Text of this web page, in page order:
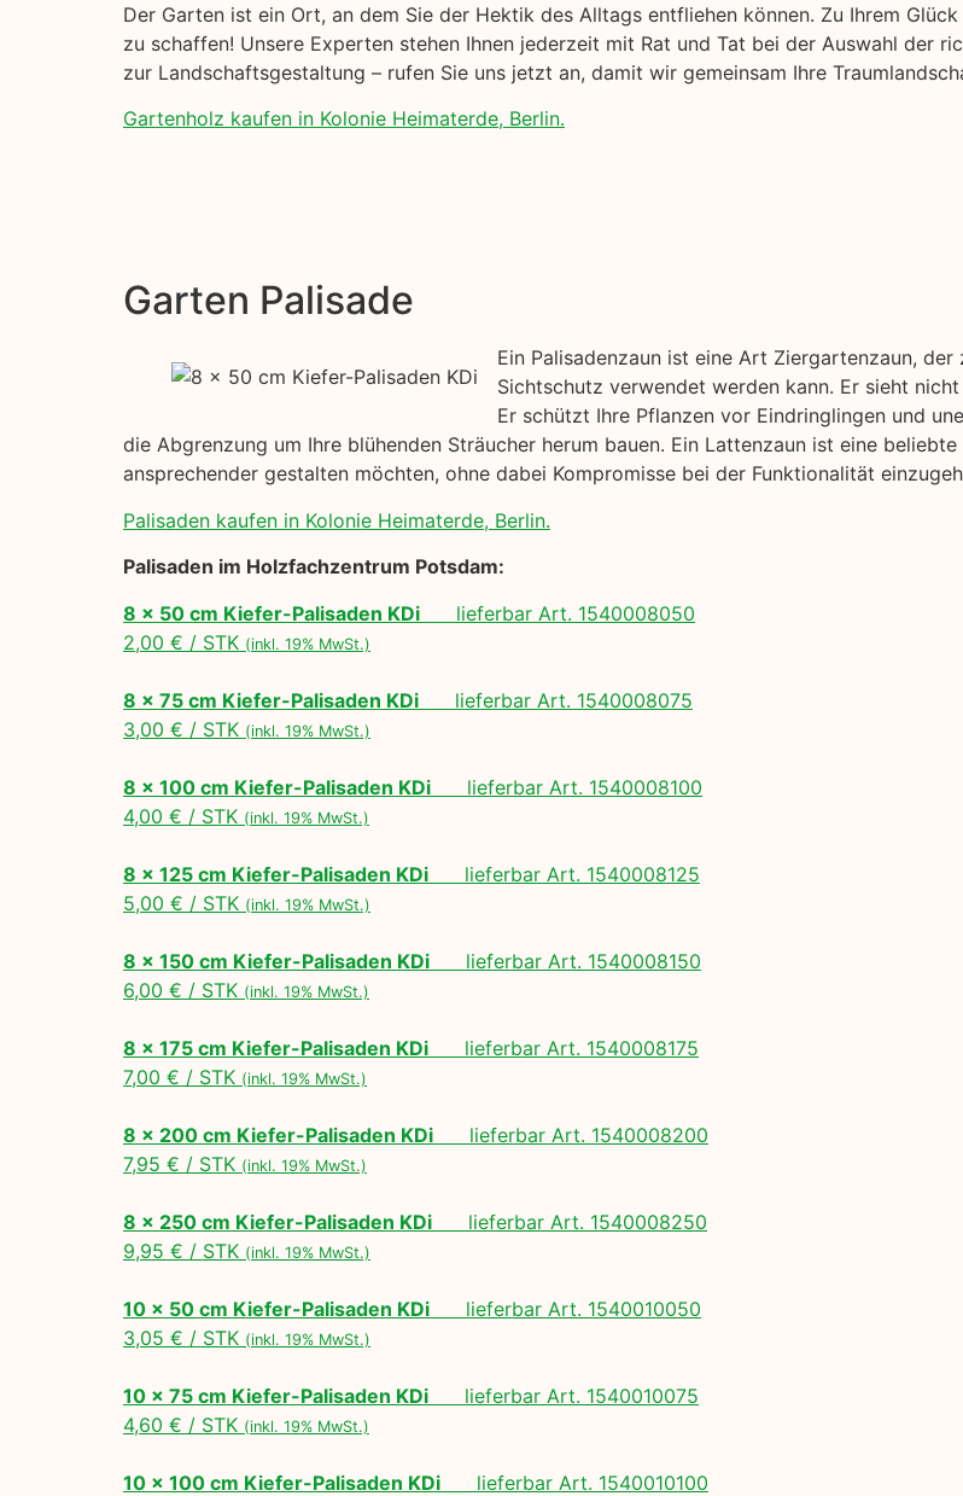
Der Garten ist ein Ort, an dem Sie der Hektik des Alltags entfliehen können. Zu Ihrem
zu schaffen! Unsere Experten stehen Ihnen jederzeit mit Rat und Tat bei der Auswahl der
zur Landschaftsgestaltung – rufen Sie uns jetzt an, damit wir gemeinsam Ihre
Gartenholz kaufen in Kolonie Heimaterde, Berlin.
Garten Palisade
Ein Palisadenzaun ist eine Art Ziergartenzaun,
Sichtschutz verwendet werden kann. Er sieht
Er schützt Ihre Pflanzen vor Eindringlingen und
die Abgrenzung um Ihre blühenden Sträucher herum bauen. Ein Lattenzaun ist eine
ansprechender gestalten möchten, ohne dabei Kompromisse bei der Funktionalität
Palisaden kaufen in Kolonie Heimaterde, Berlin.
Palisaden im Holzfachzentrum Potsdam:
8 x 50 cm Kiefer-Palisaden KDi lieferbar Art. 1540008050
2,00 € / STK (inkl. 19% MwSt.)
8 x 75 cm Kiefer-Palisaden KDi lieferbar Art. 1540008075
3,00 € / STK (inkl. 19% MwSt.)
8 x 100 cm Kiefer-Palisaden KDi lieferbar Art. 1540008100
4,00 € / STK (inkl. 19% MwSt.)
8 x 125 cm Kiefer-Palisaden KDi lieferbar Art. 1540008125
5,00 € / STK (inkl. 19% MwSt.)
8 x 150 cm Kiefer-Palisaden KDi lieferbar Art. 1540008150
6,00 € / STK (inkl. 19% MwSt.)
8 x 175 cm Kiefer-Palisaden KDi lieferbar Art. 1540008175
7,00 € / STK (inkl. 19% MwSt.)
8 x 200 cm Kiefer-Palisaden KDi lieferbar Art. 1540008200
7,95 € / STK (inkl. 19% MwSt.)
8 x 250 cm Kiefer-Palisaden KDi lieferbar Art. 1540008250
9,95 € / STK (inkl. 19% MwSt.)
10 x 50 cm Kiefer-Palisaden KDi lieferbar Art. 1540010050
3,05 € / STK (inkl. 19% MwSt.)
10 x 75 cm Kiefer-Palisaden KDi lieferbar Art. 1540010075
4,60 € / STK (inkl. 19% MwSt.)
10 x 100 cm Kiefer-Palisaden KDi lieferbar Art. 1540010100